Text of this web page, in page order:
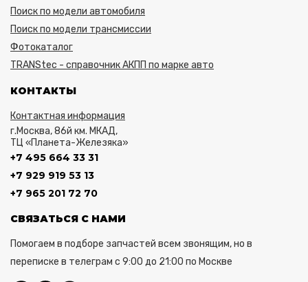
Поиск по модели автомобиля
Поиск по модели трансмиссии
Фотокаталог
TRANStec - справочник АКПП по марке авто
КОНТАКТЫ
Контактная информация
г.Москва, 86й км. МКАД,
ТЦ «Планета-Железяка»
+7 495 664 33 31
+7 929 919 53 13
+7 965 201 72 70
СВЯЗАТЬСЯ С НАМИ
Помогаем в подборе запчастей всем звонящим, но в
переписке в телеграм с 9:00 до 21:00 по Москве